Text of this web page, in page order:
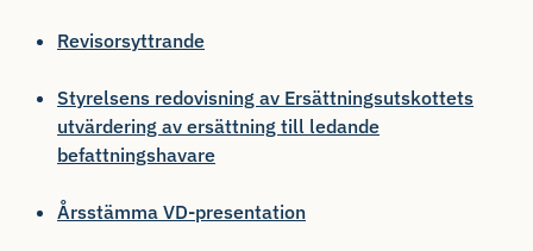
Revisorsyttrande
Styrelsens redovisning av Ersättningsutskottets
utvärdering av ersättning till ledande
befattningshavare
Årsstämma VD-presentation